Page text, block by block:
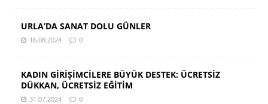
URLA’DA SANAT DOLU GÜNLER
16.08.2024 0
KADIN GİRİŞİMCİLERE BÜYÜK DESTEK: ÜCRETSİZ
DÜKKAN, ÜCRETSİZ EĞİTİM
31.07.2024 0